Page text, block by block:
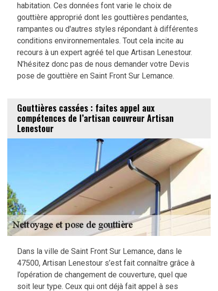
habitation. Ces données font varie le choix de
gouttière approprié dont les gouttières pendantes,
rampantes ou d'autres styles répondant à différentes
conditions environnementales. Tout cela incite au
recours à un expert agréé tel que Artisan Lenestour.
N’hésitez donc pas de nous demander votre Devis
pose de gouttière en Saint Front Sur Lemance.
Gouttières cassées : faites appel aux
compétences de l’artisan couvreur Artisan
Lenestour
Dans la ville de Saint Front Sur Lemance, dans le
47500, Artisan Lenestour s’est fait connaître grâce à
l’opération de changement de couverture, quel que
soit leur type. Ceux qui ont déjà fait appel à ses